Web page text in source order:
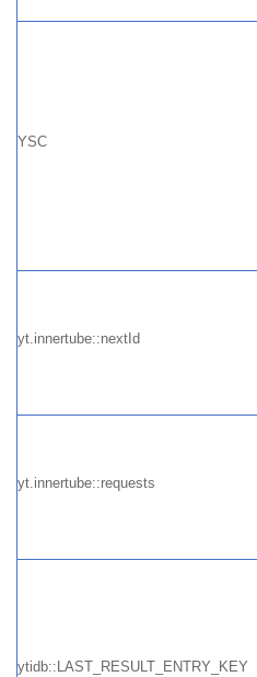
YSC
yt.innertube::nextId
yt.innertube::requests
ytidb::LAST_RESULT_ENTRY_KEY